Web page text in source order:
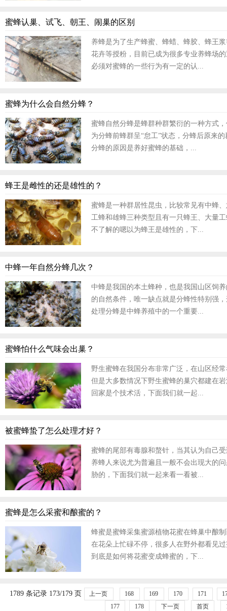
蜜蜂认巢、试飞、朝王、闹巢的区别
养蜂是为了生产蜂蜜、蜂蜡、蜂胶、蜂王
花卉等授粉，目前已成为很多专业养蜂场
必须对蜜蜂的一些行为有一定的认...
蜜蜂为什么会自然分蜂？
蜜蜂自然分蜂是蜂群种群繁衍的一种方式
为分蜂前蜂群呈“怠工”状态，分蜂后原来
分蜂的原因是养好蜜蜂的基础，...
蜂王是雌性的还是雄性的？
蜜蜂是一种群居性昆虫，比较常见有中蜂
工蜂和雄蜂三种类型且有一只蜂王、大量
不了解的嗯以为蜂王是雄性的，下...
中蜂一年自然分蜂几次？
中蜂是我国的本土蜂种，也是我国山区饲
的自然条件，唯一缺点就是分蜂性特别强
处理分蜂是中蜂养殖中的一个重要...
蜜蜂怕什么气味会出巢？
野生蜜蜂在我国分布非常广泛，在山区经
但是大多数情况下野生蜜蜂的巢穴都建在
回家是个技术活，下面我们就一起...
被蜜蜂蛰了怎么处理才好？
蜜蜂的尾部有毒腺和螯针，当其认为自己
养蜂人来说尤为普遍且一般不会出现大的
胁的，下面我们就一起来看一看被...
蜜蜂是怎么采蜜和酿蜜的？
蜂蜜是蜜蜂采集蜜源植物花蜜在蜂巢中酿
在花朵上忙碌不停，很多人在野外都看见
到底是如何将花蜜变成蜂蜜的，下...
1789 条记录 173/179 页 上一页 168 169 170 171
177
178 下一页 首页